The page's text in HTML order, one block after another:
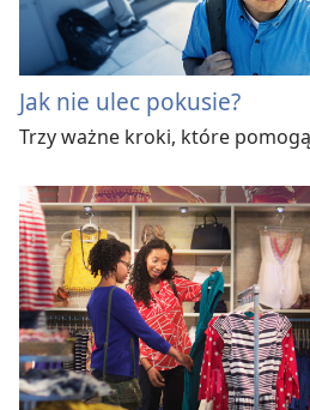
Jak nie ulec pokusie?
Trzy ważne kroki, które